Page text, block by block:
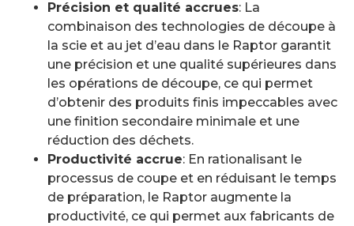
Précision et qualité accrues: La
combinaison des technologies de découpe à
la scie et au jet d’eau dans le Raptor garantit
une précision et une qualité supérieures dans
les opérations de découpe, ce qui permet
d’obtenir des produits finis impeccables avec
une finition secondaire minimale et une
réduction des déchets.
Productivité accrue: En rationalisant le
processus de coupe et en réduisant le temps
de préparation, le Raptor augmente la
productivité, ce qui permet aux fabricants de